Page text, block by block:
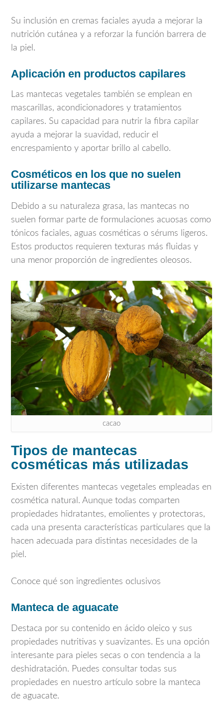
Su inclusión en cremas faciales ayuda a mejorar la
nutrición cutánea y a reforzar la función barrera de
la piel.
Aplicación en productos capilares
Las mantecas vegetales también se emplean en
mascarillas, acondicionadores y tratamientos
capilares. Su capacidad para nutrir la fibra capilar
ayuda a mejorar la suavidad, reducir el
encrespamiento y aportar brillo al cabello.
Cosméticos en los que no suelen
utilizarse mantecas
Debido a su naturaleza grasa, las mantecas no
suelen formar parte de formulaciones acuosas como
tónicos faciales, aguas cosméticas o sérums ligeros.
Estos productos requieren texturas más fluidas y
una menor proporción de ingredientes oleosos.
cacao
Tipos de mantecas
cosméticas más utilizadas
Existen diferentes mantecas vegetales empleadas en
cosmética natural. Aunque todas comparten
propiedades hidratantes, emolientes y protectoras,
cada una presenta características particulares que la
hacen adecuada para distintas necesidades de la
piel.
Conoce qué son ingredientes oclusivos
Manteca de aguacate
Destaca por su contenido en ácido oleico y sus
propiedades nutritivas y suavizantes. Es una opción
interesante para pieles secas o con tendencia a la
deshidratación. Puedes consultar todas sus
propiedades en nuestro artículo sobre la manteca
de aguacate.